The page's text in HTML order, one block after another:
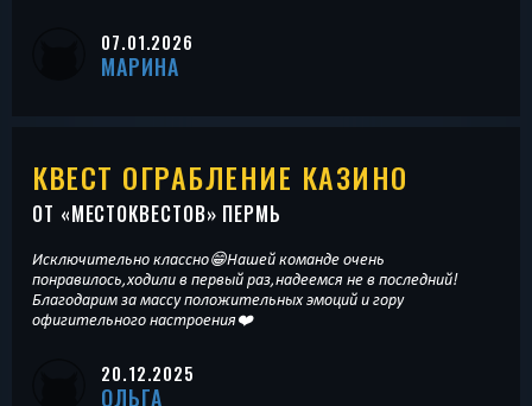
07.01.2026
МАРИНА
КВЕСТ ОГРАБЛЕНИЕ КАЗИНО
ОТ «МЕСТОКВЕСТОВ» ПЕРМЬ
Исключительно классно😁Нашей команде очень
понравилось,ходили в первый раз,надеемся не в последний!
Благодарим за массу положительных эмоций и гору
офигительного настроения❤️
20.12.2025
ОЛЬГА